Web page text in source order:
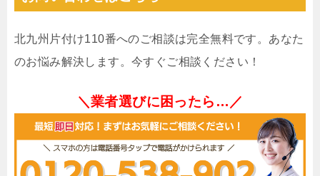
北九州片付け110番へのご相談は完全無料です。あなた
のお悩み解決します。今すぐご相談ください！
＼業者選びに困ったら…／